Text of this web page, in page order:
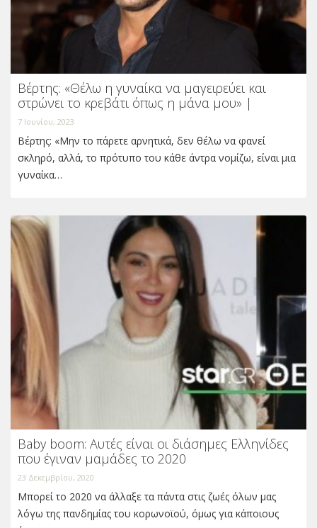
Βέρτης: «Θέλω η γυναίκα να μαγειρεύει και
στρώνει το κρεβάτι όπως η μάνα μου» |
7 Ιουνίου, 2023
Βέρτης: «Μην το πάρετε αρνητικά, δεν θέλω να φανεί
σκληρό, αλλά, το πρότυπο του κάθε άντρα νομίζω, είναι μια
γυναίκα…
Baby boom: Αυτές είναι οι διάσημες Ελληνίδες
που έγιναν μαμάδες το 2020
23 Δεκεμβρίου, 2020
Μπορεί το 2020 να άλλαξε τα πάντα στις ζωές όλων μας
λόγω της πανδημίας του κορωνοϊού, όμως για κάποιους